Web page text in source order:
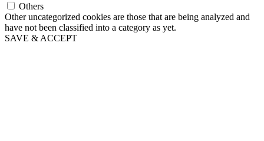
Others
Other uncategorized cookies are those that are being analyzed and
have not been classified into a category as yet.
SAVE & ACCEPT